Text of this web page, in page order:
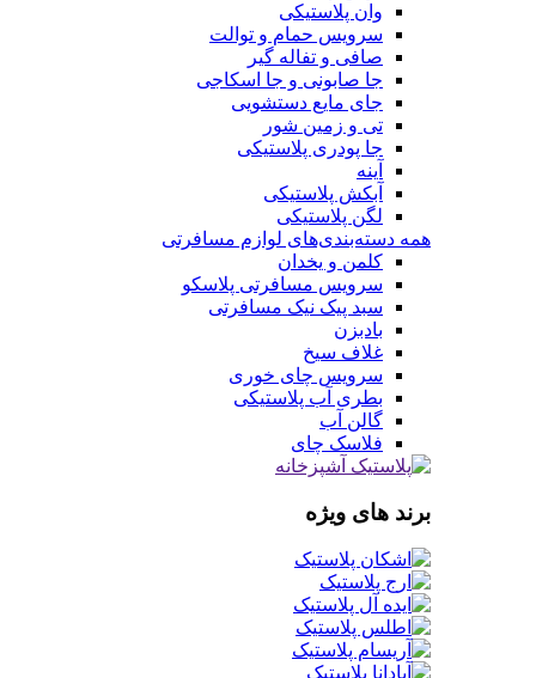
وان پلاستیکی
سرویس حمام و توالت
صافی و تفاله گیر
جا صابونی و جا اسکاجی
جای مایع دستشویی
تی و زمین شور
جا پودری پلاستیکی
آینه
آبکش پلاستیکی
لگن پلاستیکی
همه دسته‌بندی‌های لوازم مسافرتی
کلمن و یخدان
سرویس مسافرتی پلاسکو
سبد پیک نیک مسافرتی
بادبزن
غلاف سیخ
سرویس چای خوری
بطری آب پلاستیکی
گالن آب
فلاسک چای
برند های ویژه